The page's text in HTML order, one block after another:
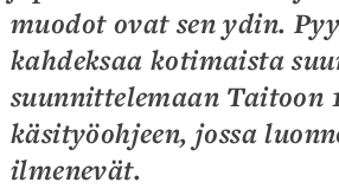
muodot ovat sen ydin.
kahdeksaa kotimaista
suunnittelemaan Taitoon
käsityöohjeen, jossa
ilmenevät.